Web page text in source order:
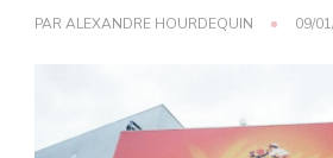
PARALEXANDRE HOURDEQUIN 09/